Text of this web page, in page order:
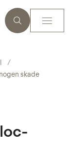
skade